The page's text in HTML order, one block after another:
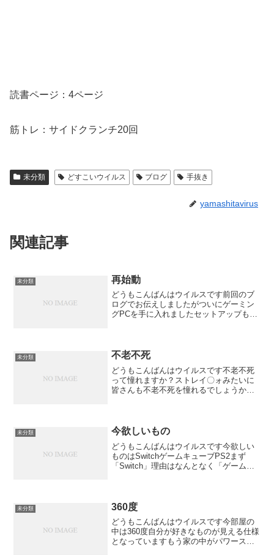
読書ページ：4ページ
筋トレ：サイドクランチ20回
未分類 どすこいウイルス ブログ 手抜き
yamashitavirus
関連記事
未分類 再始動
どうもこんばんはウイルスです前回のブ
ログでお伝えしましたがついにゲーミン
グPCを手に入れましたセットアップも無
定とクリスタの...
未分類 不老不死
どうもこんばんはウイルスです不老不死
って憧れますか？ストレイ〇ォみたいに
皆さんも不老不死を憧れるでしょうか？
死なのかが肝腎だと思いま...
未分類 今欲しいもの
どうもこんばんはウイルスです今欲しい
ものはSwitchゲームキューブPS2まず
「Switch」理由はなんとなく「ゲームキ
キャプチ...
未分類 360度
どうもこんばんはウイルスです今部屋の
中は360度自分が好きなものが見える仕様
となっていますもう家の中がパワースポ